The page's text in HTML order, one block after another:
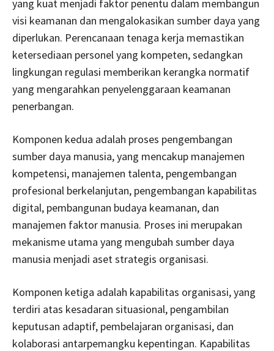
yang kuat menjadi faktor penentu dalam membangun
visi keamanan dan mengalokasikan sumber daya yang
diperlukan. Perencanaan tenaga kerja memastikan
ketersediaan personel yang kompeten, sedangkan
lingkungan regulasi memberikan kerangka normatif
yang mengarahkan penyelenggaraan keamanan
penerbangan.
Komponen kedua adalah proses pengembangan
sumber daya manusia, yang mencakup manajemen
kompetensi, manajemen talenta, pengembangan
profesional berkelanjutan, pengembangan kapabilitas
digital, pembangunan budaya keamanan, dan
manajemen faktor manusia. Proses ini merupakan
mekanisme utama yang mengubah sumber daya
manusia menjadi aset strategis organisasi.
Komponen ketiga adalah kapabilitas organisasi, yang
terdiri atas kesadaran situasional, pengambilan
keputusan adaptif, pembelajaran organisasi, dan
kolaborasi antarpemangku kepentingan. Kapabilitas